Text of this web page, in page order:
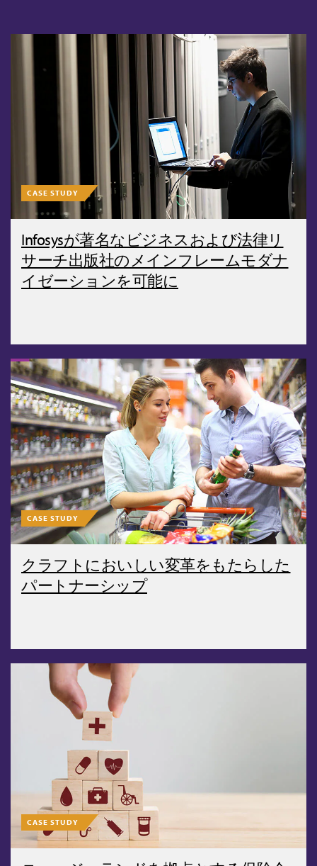
CASE STUDY
Infosysが著名なビジネスおよび法律リ
サーチ出版社のメインフレームモダナ
イゼーションを可能に
CASE STUDY
クラフトにおいしい変革をもたらした
パートナーシップ
CASE STUDY